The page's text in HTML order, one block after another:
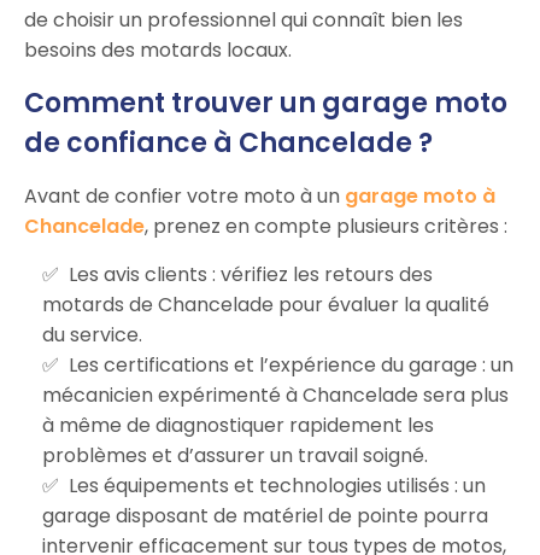
de choisir un professionnel qui connaît bien les
besoins des motards locaux.
Comment trouver un garage moto
de confiance à Chancelade ?
Avant de confier votre moto à un garage moto à
Chancelade, prenez en compte plusieurs critères :
Les avis clients : vérifiez les retours des
motards de Chancelade pour évaluer la qualité
du service.
Les certifications et l’expérience du garage : un
mécanicien expérimenté à Chancelade sera plus
à même de diagnostiquer rapidement les
problèmes et d’assurer un travail soigné.
Les équipements et technologies utilisés : un
garage disposant de matériel de pointe pourra
intervenir efficacement sur tous types de motos,